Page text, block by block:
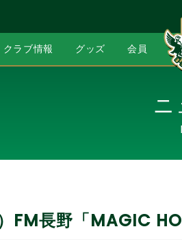
クラブ情報 グッズ 会員
ニ
FM長野「MAGIC